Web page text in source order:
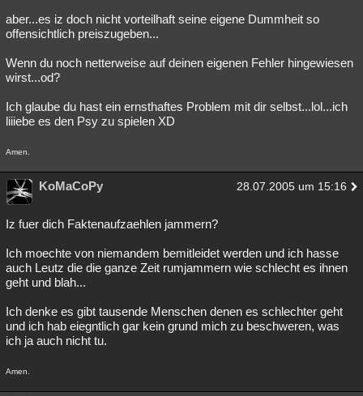
aber...es iz doch nicht vorteilhaft seine eigene Dummheit so
offensichtlich preiszugeben...
Wenn du noch netterweise auf deinen eigenen Fehler hingewiesen
wirst...od?
Ich glaube du hast ein ernsthaftes Problem mit dir selbst...lol...ich
liiiebe es den Psy zu spielen XD
Amen.
KoMaCoPy 28.07.2005 um 15:16
Iz fuer dich Faktenaufzaehlen jammern?
Ich moechte von niemandem bemitleidet werden und ich hasse
auch Leutz die die ganze Zeit rumjammern wie schlecht es ihnen
geht und blah...
Ich denke es gibt tausende Menschen denen es schlechter geht
und ich hab eiegntlich gar kein grund mich zu beschweren, was
ich ja auch nicht tu.
Amen.